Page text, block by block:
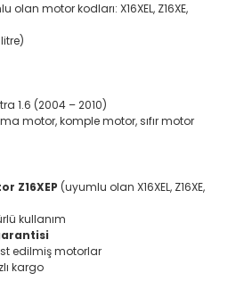
olan motor kodları: X16XEL, Z16XE,
1.6 (2004 – 2010)
motor, komple motor, sıfır motor
Z16XEP (uyumlu olan X16XEL, Z16XE,
kullanım
edilmiş motorlar
kargo